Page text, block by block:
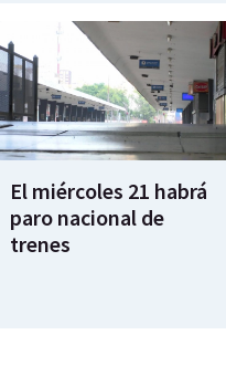
El miércoles 21 habrá
paro nacional de
trenes